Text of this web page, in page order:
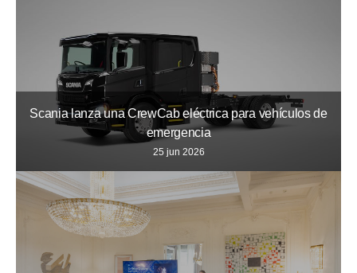
Scania lanza una CrewCab eléctrica para vehículos de
emergencia
25 jun 2026